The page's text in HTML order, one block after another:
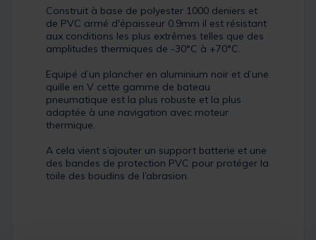
Construit à base de polyester 1000 deniers et
de PVC armé d'épaisseur 0.9mm il est résistant
aux conditions les plus extrêmes telles que des
amplitudes thermiques de -30°C à +70°C.
Equipé d’un plancher en aluminium noir et d’une
quille en V cette gamme de bateau
pneumatique est la plus robuste et la plus
adaptée à une navigation avec moteur
thermique.
A cela vient s’ajouter un support batterie et une
des bandes de protection PVC pour protéger la
toile des boudins de l’abrasion.